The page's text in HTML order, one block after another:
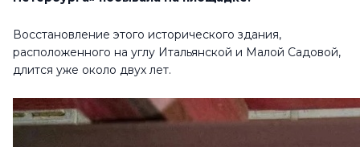
Восстановление этого исторического здания,
расположенного на углу Итальянской и Малой Садовой,
длится уже около двух лет.